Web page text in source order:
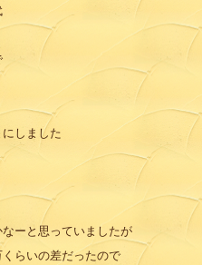
しました
ーと思っていましたが
らいの差だったので